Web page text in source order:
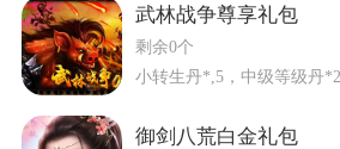
武林战争尊享礼包
剩余0个
御剑八荒白金礼包